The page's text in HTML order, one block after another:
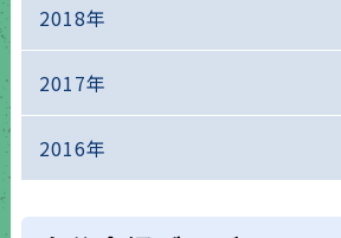
2018年
2017年
2016年